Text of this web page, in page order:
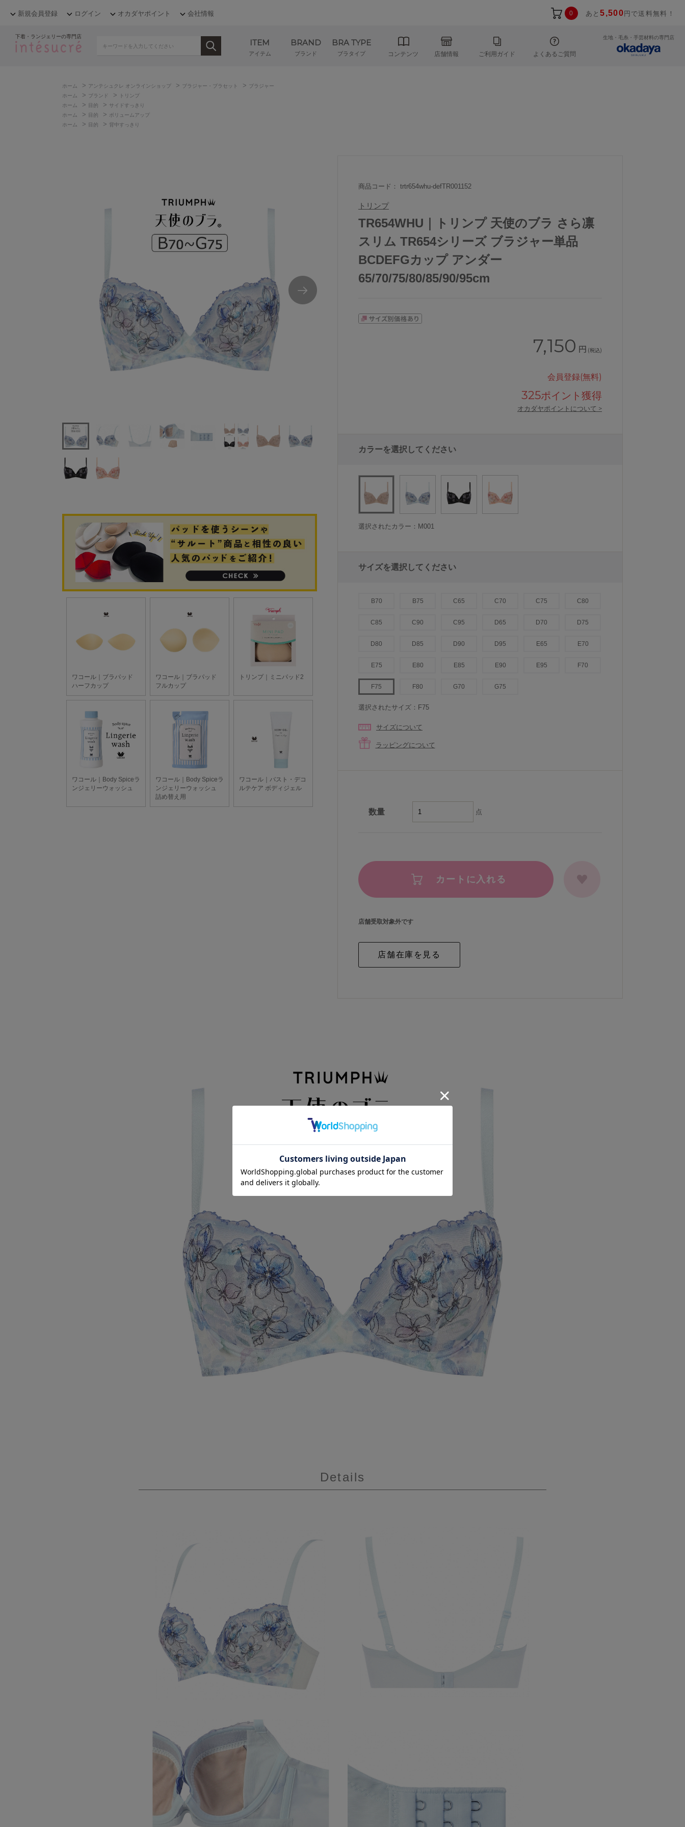
新規会員登録 ログイン オカダヤポイント 会社情報 0 あと5,500 円で送料無料！
下着・ランジェリーの専門店
ITEM
アイテム
BRAND
ブランド
BRA TYPE
ブラタイプ コンテンツ 店舗情報 ご利用ガイド よくあるご質問
生地・毛糸・手芸材料の専門店
ホーム > アンテシュクレ オンラインショップ > ブラジャー・ブラセット > ブラジャー
ホーム
> ブランド >
トリンプ
ホーム
> 目的 > サイドすっきり
ホーム
> 目的 > ボリュームアップ
ホーム
> 目的 > 背中すっきり
商品コード： trtr654whu-defTR001152
トリンプ
TR654WHU｜トリンプ 天使のブラ さら凛
スリム TR654シリーズ ブラジャー単品
BCDEFGカップ アンダー
65/70/75/80/85/90/95cm
7,150 円 (税込)
会員登録(無料)
325ポイント獲得
オカダヤポイントについて >
カラーを選択してください
選択されたカラー：M001
サイズを選択してください
B70 B75 C65 C70 C75 C80
C85 C90 C95 D65 D70 D75
D80 D85 D90 D95 E65 E70
E75 E80 E85 E90 E95 F70
F75 F80 G70 G75
選択されたサイズ：F75
サイズについて
ラッピングについて
数量 点
カートに入れる
店舗受取対象外です
Details